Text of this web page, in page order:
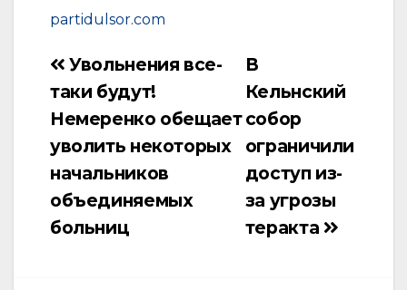
partidulsor.com
Навигация
по
В
Кельнский
собор
ограничили
доступ из-
за угрозы
теракта
Увольнения все-
таки будут!
Немеренко обещает
уволить некоторых
начальников
объединяемых
больниц